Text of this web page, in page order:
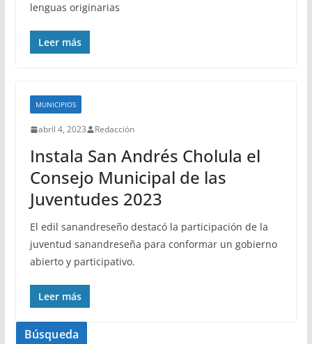
lenguas originarias
Leer más
MUNICIPIOS
abril 4, 2023 Redacción
Instala San Andrés Cholula el
Consejo Municipal de las
Juventudes 2023
El edil sanandreseño destacó la participación de la
juventud sanandreseña para conformar un gobierno
abierto y participativo.
Leer más
Búsqueda